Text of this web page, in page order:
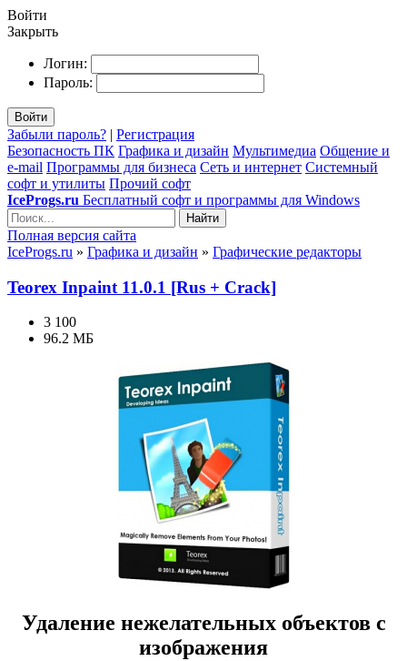
Войти
Закрыть
Логин:
Пароль:
Войти
Забыли пароль? | Регистрация
Безопасность ПК Графика и дизайн Мультимедиа Общение и
e-mail Программы для бизнеса Сеть и интернет Системный
софт и утилиты Прочий софт
IceProgs.ru Бесплатный софт и программы для Windows
Найти
Полная версия сайта
IceProgs.ru » Графика и дизайн » Графические редакторы
Teorex Inpaint 11.0.1 [Rus + Crack]
3 100
96.2 МБ
Удаление нежелательных объектов с
изображения